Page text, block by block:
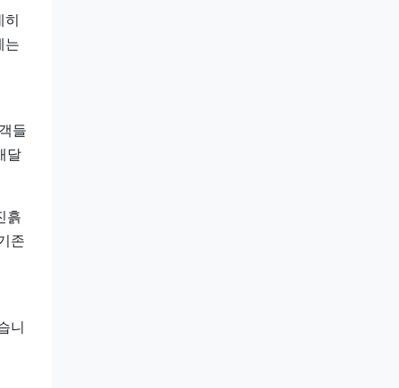
는
들
달
흙
존
니